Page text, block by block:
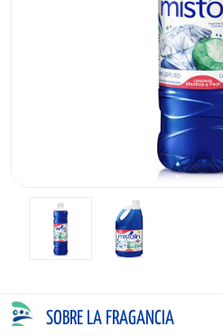
SOBRE LA FRAGANCIA